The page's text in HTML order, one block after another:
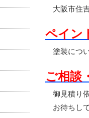
大阪市住
ペイン
塗装につ
ご相談
御見積り
お待ちして